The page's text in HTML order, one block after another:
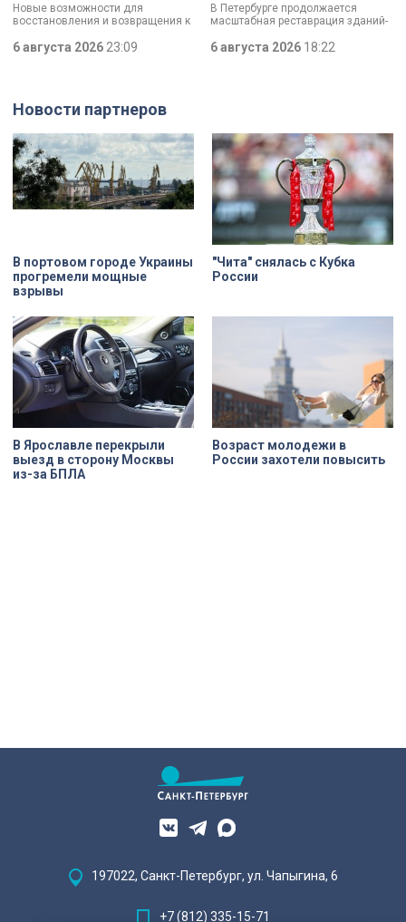
Новые возможности для
восстановления и возвращения к
фонда «СВОй дом» в Петербурге
встретились с участниками
дня стали заезды на специальных
адаптивных карт-машинах, где
ветераны смогли лично
протестировать технику и
почувствовать скорость.
6 августа 2026 23:09
Святого Николая на улице
Марата
В Петербурге продолжается
масштабная реставрация зданий-
губернаторской программы.
Специалисты обновляют не
Николая на улице Марата. Здание
XIX века, прошедшее через
несколько перестроек, сегодня
переживает второе рождение.
Жемчужина, объекта культурного
наследия — исторические часы.
Их элементы утрачены на 90%.
6 августа 2026 18:22
Новости партнеров
В портовом городе Украины
прогремели мощные
взрывы
"Чита" снялась с Кубка
России
В Ярославле перекрыли
выезд в сторону Москвы
из-за БПЛА
Возраст молодежи в
России захотели повысить
197022, Санкт-Петербург, ул. Чапыгина, 6
+7 (812) 335-15-71